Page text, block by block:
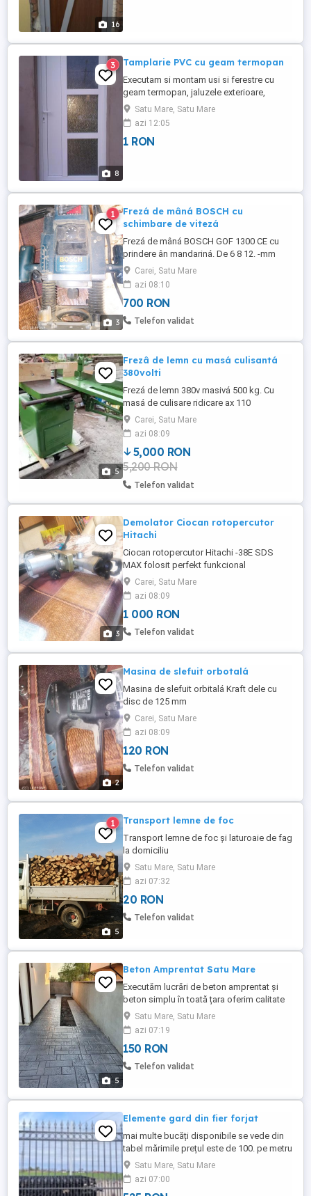
16
8
3 Tamplarie PVC cu geam termopan
Executam si montam usi si ferestre cu
geam termopan, jaluzele exterioare,
perdele lamelare,usi pliante, plase contra
insectelor, rulouri textile, copertine, reluxe,
usi de garaj.
Satu Mare, Satu Mare
azi 12:05
1 RON
3
1
Frezá de mâná BOSCH cu
schimbare de vitezá
Frezá de mâná BOSCH GOF 1300 CE cu
prindere ân mandariná. De 6 8 12. -mm
folosit perfekt funkcional
Carei, Satu Mare
azi 08:10
700 RON
Telefon validat
5
Frezâ de lemn cu masá culisantá
380volti
Frezá de lemn 380v masivá 500 kg. Cu
masá de culisare ridicare ax 110
mm.foarte bun la geamuri si usi
termopane din lemn masa se poate inclina
stinga dreapta 30 de grade pentru mai
multe detali la telefon.
Carei, Satu Mare
azi 08:09
5,000 RON
5,200 RON
Telefon validat
3
Demolator Ciocan rotopercutor
Hitachi
Ciocan rotopercutor Hitachi -38E SDS
MAX folosit perfekt funkcional
Carei, Satu Mare
azi 08:09
1 000 RON
Telefon validat
2
Masina de slefuit orbotalá
Masina de slefuit orbitalá Kraft dele cu
disc de 125 mm
Carei, Satu Mare
azi 08:09
120 RON
Telefon validat
5
1 Transport lemne de foc
Transport lemne de foc și laturoaie de fag
la domiciliu
Satu Mare, Satu Mare
azi 07:32
20 RON
Telefon validat
5
Beton Amprentat Satu Mare
Executăm lucrări de beton amprentat și
beton simplu în toată țara oferim calitate
și preț bun suntem o echipa cu experiență
și serioasă vă punem la dispoziție o gamă
largă de modele pentru amprenta
betonului Pentru mai multe informații
contactați-ne telefonic
Satu Mare, Satu Mare
azi 07:19
150 RON
Telefon validat
Elemente gard din fier forjat
mai multe bucăți disponibile se vede din
tabel mărimile prețul este de 100. pe metru
pătratSatu Mare, Satu Mare
azi 07:00